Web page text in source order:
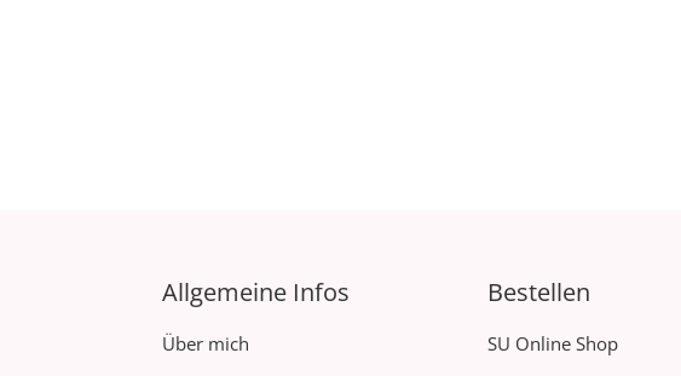
Allgemeine Infos
Über mich
Bestellen
SU Online Shop